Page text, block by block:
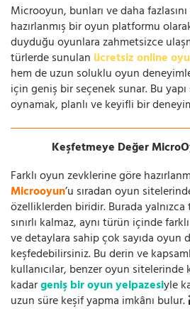
Microoyun, bunları ve daha
hazırlanmış bir oyun platformu
duyduğu oyunlara zahmetsizce
türlerde sunulan ücretsiz online
hem de uzun soluklu oyun
için geniş bir seçenek sunar. Bu
oynamak, planlı ve keyifli bir
Keşfetmeye Değer
Farklı oyun zevklerine göre
Microoyun’u sıradan oyun
özelliklerden biridir. Burada
sınırlı kalmaz, aynı türün içinde
ve detaylara sahip çok sayıda oyun
keşfedebilirsiniz. Bu derin ve
kullanıcılar, benzer oyun sitelerinde
kadargeniş bir oyun yelpazesiyle
uzun süre keşif yapma imkânı